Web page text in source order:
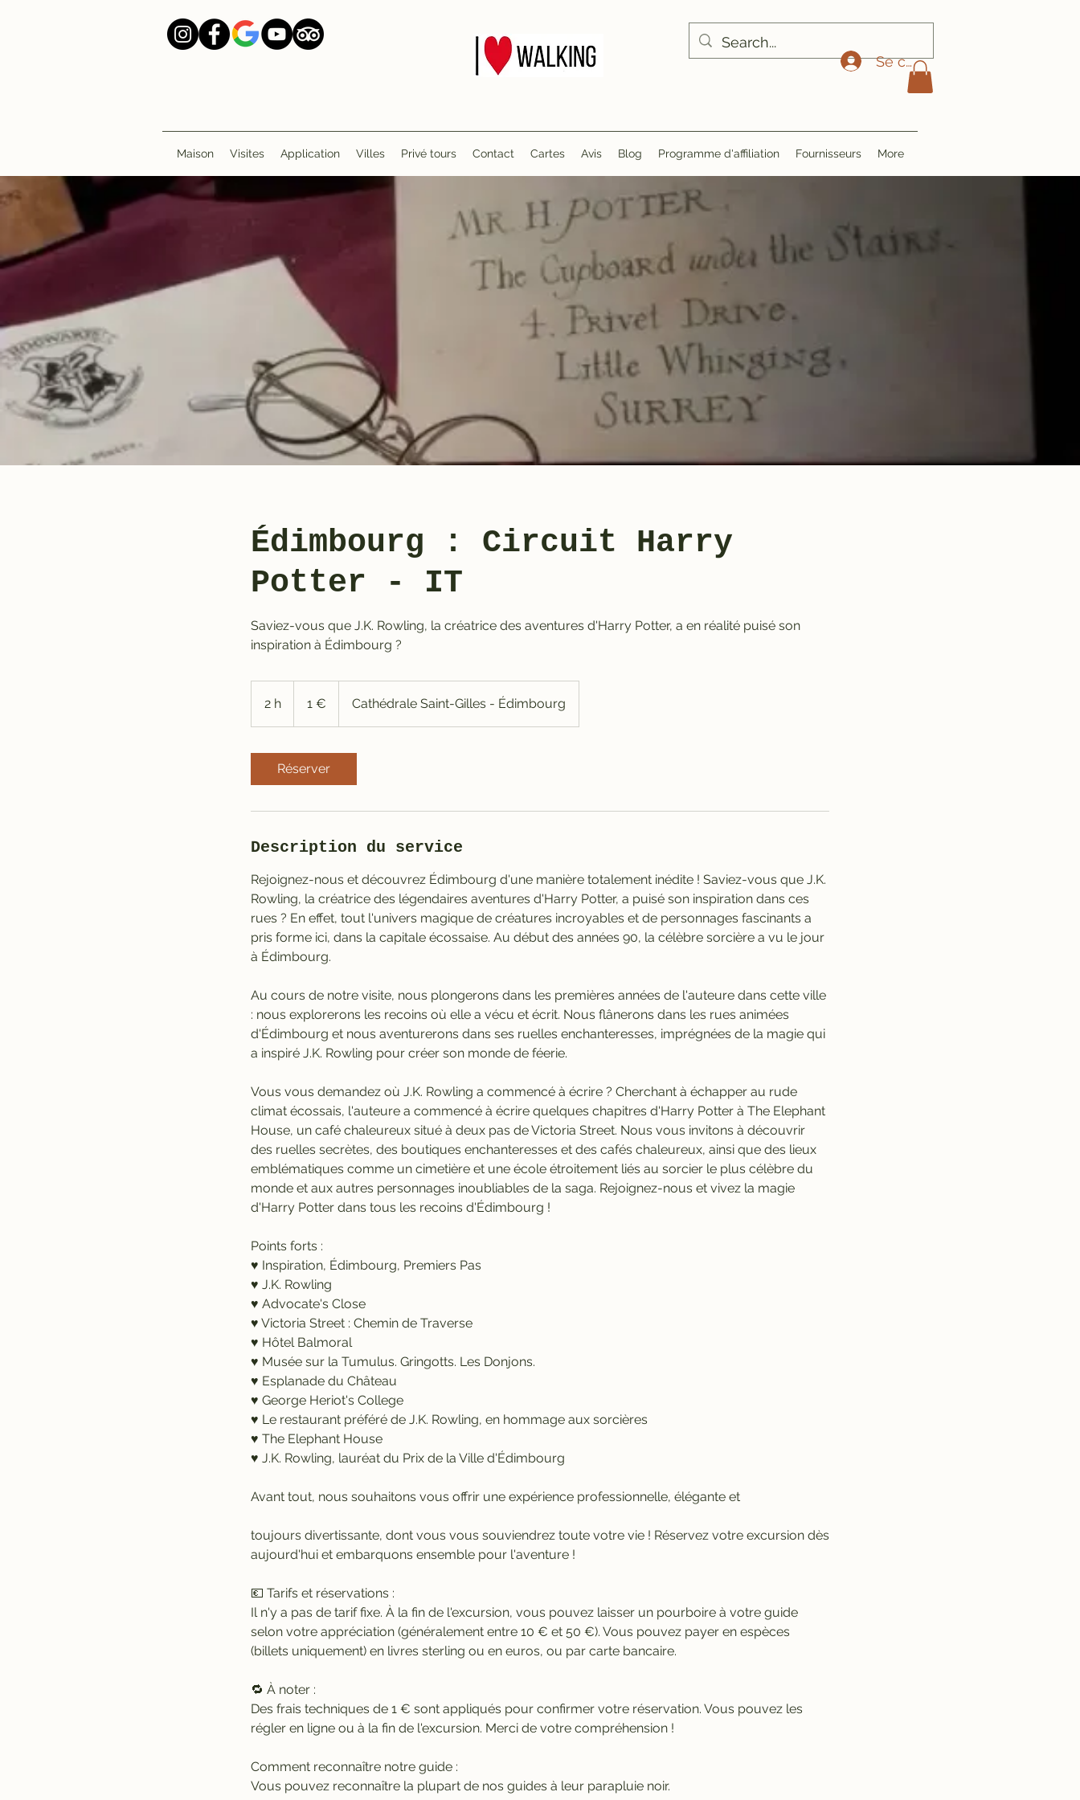
Se connecter
Maison Visites Application Villes Privé tours Contact Cartes Avis Blog Programme d'affiliation Fournisseurs More
Édimbourg : Circuit Harry
Potter - IT
Saviez-vous que J.K. Rowling, la créatrice des aventures d'Harry Potter, a en réalité puisé son
inspiration à Édimbourg ?
2 h 1 € Cathédrale Saint-Gilles - Édimbourg
Réserver
Description du service
Rejoignez-nous et découvrez Édimbourg d'une manière totalement inédite ! Saviez-vous que J.K.
Rowling, la créatrice des légendaires aventures d'Harry Potter, a puisé son inspiration dans ces
rues ? En effet, tout l'univers magique de créatures incroyables et de personnages fascinants a
pris forme ici, dans la capitale écossaise. Au début des années 90, la célèbre sorcière a vu le jour
à Édimbourg.
Au cours de notre visite, nous plongerons dans les premières années de l'auteure dans cette ville
: nous explorerons les recoins où elle a vécu et écrit. Nous flânerons dans les rues animées
d'Édimbourg et nous aventurerons dans ses ruelles enchanteresses, imprégnées de la magie qui
a inspiré J.K. Rowling pour créer son monde de féerie.
Vous vous demandez où J.K. Rowling a commencé à écrire ? Cherchant à échapper au rude
climat écossais, l'auteure a commencé à écrire quelques chapitres d'Harry Potter à The Elephant
House, un café chaleureux situé à deux pas de Victoria Street. Nous vous invitons à découvrir
des ruelles secrètes, des boutiques enchanteresses et des cafés chaleureux, ainsi que des lieux
emblématiques comme un cimetière et une école étroitement liés au sorcier le plus célèbre du
monde et aux autres personnages inoubliables de la saga. Rejoignez-nous et vivez la magie
d'Harry Potter dans tous les recoins d'Édimbourg !
Points forts :
♥ Inspiration, Édimbourg, Premiers Pas
♥ J.K. Rowling
♥ Advocate's Close
♥ Victoria Street : Chemin de Traverse
♥ Hôtel Balmoral
♥ Musée sur la Tumulus. Gringotts. Les Donjons.
♥ Esplanade du Château
♥ George Heriot's College
♥ Le restaurant préféré de J.K. Rowling, en hommage aux sorcières
♥ The Elephant House
♥ J.K. Rowling, lauréat du Prix de la Ville d'Édimbourg
Avant tout, nous souhaitons vous offrir une expérience professionnelle, élégante et
toujours divertissante, dont vous vous souviendrez toute votre vie ! Réservez votre excursion dès
aujourd'hui et embarquons ensemble pour l'aventure !
💶 Tarifs et réservations :
Il n'y a pas de tarif fixe. À la fin de l'excursion, vous pouvez laisser un pourboire à votre guide
selon votre appréciation (généralement entre 10 € et 50 €). Vous pouvez payer en espèces
(billets uniquement) en livres sterling ou en euros, ou par carte bancaire.
🔁 À noter :
Des frais techniques de 1 € sont appliqués pour confirmer votre réservation. Vous pouvez les
régler en ligne ou à la fin de l'excursion. Merci de votre compréhension !
Comment reconnaître notre guide :
Vous pouvez reconnaître la plupart de nos guides à leur parapluie noir.